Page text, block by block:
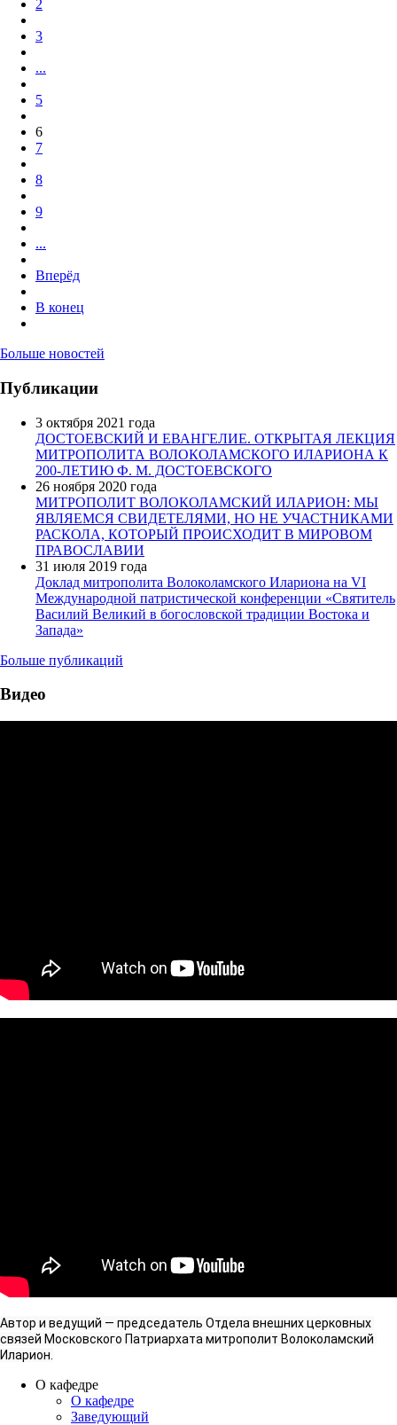
2
3
...
5
6
7
8
9
...
Вперёд
В конец
Больше новостей
Публикации
3 октября 2021 года
ДОСТОЕВСКИЙ И ЕВАНГЕЛИЕ. ОТКРЫТАЯ ЛЕКЦИЯ
МИТРОПОЛИТА ВОЛОКОЛАМСКОГО ИЛАРИОНА К
200-ЛЕТИЮ Ф. М. ДОСТОЕВСКОГО
26 ноября 2020 года
МИТРОПОЛИТ ВОЛОКОЛАМСКИЙ ИЛАРИОН: МЫ
ЯВЛЯЕМСЯ СВИДЕТЕЛЯМИ, НО НЕ УЧАСТНИКАМИ
РАСКОЛА, КОТОРЫЙ ПРОИСХОДИТ В МИРОВОМ
ПРАВОСЛАВИИ
31 июля 2019 года
Доклад митрополита Волоколамского Илариона на VI
Международной патристической конференции «Святитель
Василий Великий в богословской традиции Востока и
Запада»
Больше публикаций
Видео
Автор и ведущий — председатель Отдела внешних церковных
связей Московского Патриархата митрополит Волоколамский
Иларион.
О кафедре
О кафедре
Заведующий